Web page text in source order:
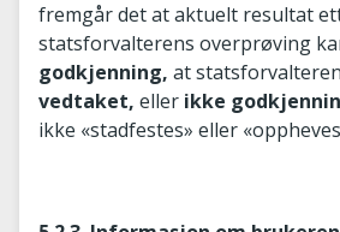
fremgår det at aktuelt resultat
statsforvalterens overprøving
godkjenning, at
vedtaket, eller ikke
ikke «stadfestes» eller